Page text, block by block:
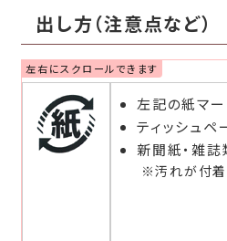
出し方（注意点など）
左記の紙マー
ティッシュペ
新聞紙・雑誌
※汚れが付着し